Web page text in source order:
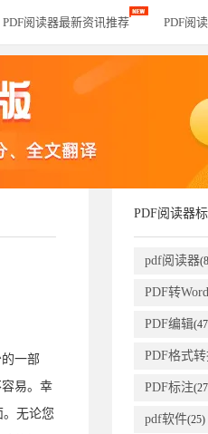
PDF阅读器最新资讯推荐 PDF阅
一部
易。幸
无论您
PDF阅读器
pdf阅读器
PDF转Word
PDF编辑
PDF格式
PDF标注
pdf软件(25)